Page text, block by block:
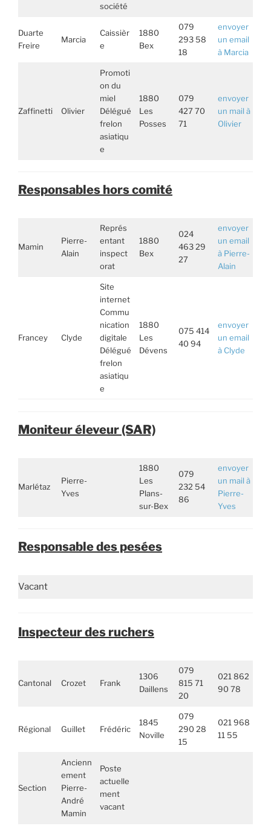
société
Duarte
Freire
Marcia
Caissièr
e
1880
Bex
079
293 58
18
envoyer
un email
à Marcia
Zaffinetti Olivier
Promoti
on du
miel
Délégué
frelon
asiatiqu
e
1880
Les
Posses
079
427 70
71
envoyer
un mail à
Olivier
Responsables hors comité
Mamin
Pierre-
Alain
Représ
entant
inspect
orat
1880
Bex
024
463 29
27
envoyer
un email
à Pierre-
Alain
Francey Clyde
Site
internet
Commu
nication
digitale
Délégué
frelon
asiatiqu
e
1880
Les
Dévens
075 414
40 94
envoyer
un email
à Clyde
Moniteur éleveur (SAR)
Marlétaz
Pierre-
Yves
1880
Les
Plans-
sur-Bex
079
232 54
86
envoyer
un mail à
Pierre-
Yves
Responsable des pesées
Vacant
Inspecteur des ruchers
Cantonal Crozet Frank
1306
Daillens
079
815 71
20
021 862
90 78
Régional Guillet Frédéric
1845
Noville
079
290 28
15
021 968
11 55
Section
Ancienn
ement
Pierre-
André
Mamin
Poste
actuelle
ment
vacant